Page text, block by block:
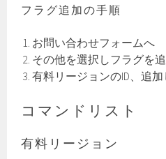
フラグ追加の手順
お問い合わせフォームへ
その他を選択しフラグを
有料リージョンのID、追
コマンドリスト
有料リージョン